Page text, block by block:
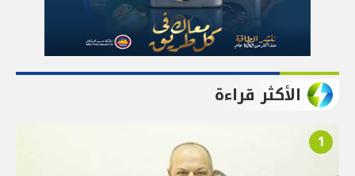
الأكثر قراءة
1